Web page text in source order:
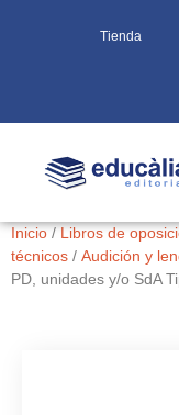
Tienda
Inicio/Libros de
técnicos / Audición y
PD, unidades y/o SdA